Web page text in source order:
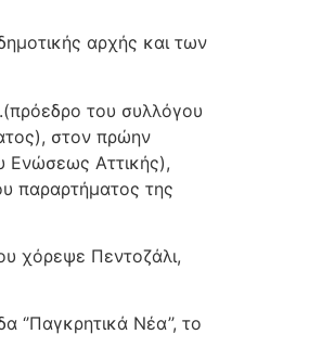
αρχής και των
του συλλόγου
στον πρώην
Ενώσεως Αττικής),
παραρτήματος της
χόρεψε Πεντοζάλι,
‘’Παγκρητικά Νέα’’, το